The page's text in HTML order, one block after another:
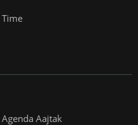
Time
Agenda Aajtak